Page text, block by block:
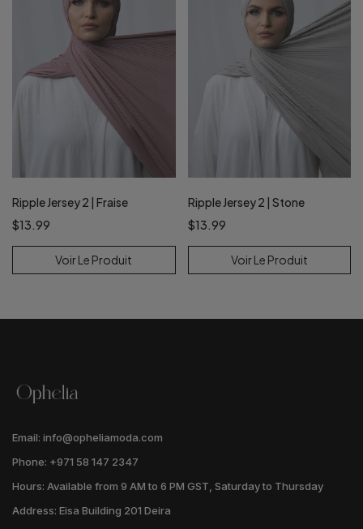
Ripple Jersey 2 | Fraise
$13.99
Voir Le Produit
Ripple Jersey 2 | Stone
$13.99
Voir Le Produit
Email: info@opheliamoda.com
Phone: +971 58 147 2347
Hours: Available from 9 AM to 6 PM GST, Saturday to Thursday
Address: Eisa Building 201 Deira